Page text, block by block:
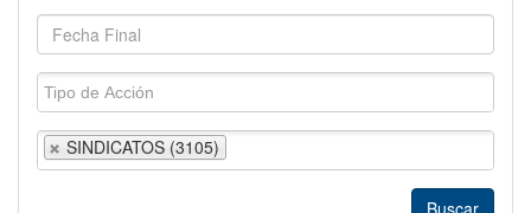
SINDICATOS (3105)